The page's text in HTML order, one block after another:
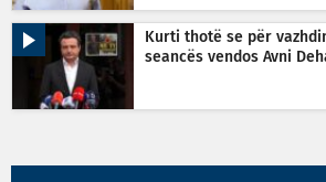
Kurti thotë se për
seancës vendos Avni